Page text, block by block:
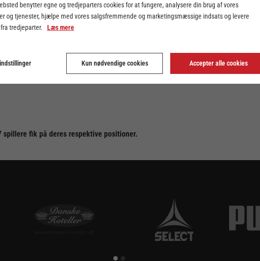
fik på deres respektive positioner.
benytter egne og tredjeparters cookies for at fungere, analysere din brug af vores
og tjenester, hjælpe med vores salgsfremmende og marketingsmæssige indsats og levere
tredjeparter. Læs mere
Kun nødvendige cookies Accepter alle cookies